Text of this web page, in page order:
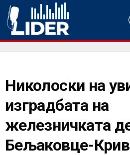
Николоски на
изградбата на
железничката
Бељаковце-